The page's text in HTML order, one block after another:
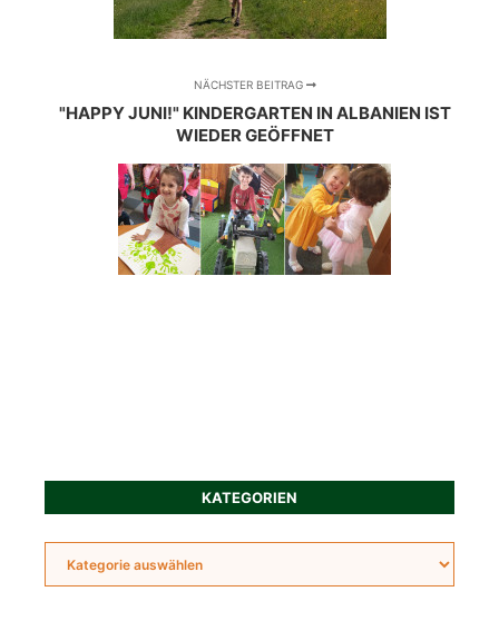
NÄCHSTER BEITRAG
"HAPPY JUNI!" KINDERGARTEN IN ALBANIEN IST
WIEDER GEÖFFNET
KATEGORIEN